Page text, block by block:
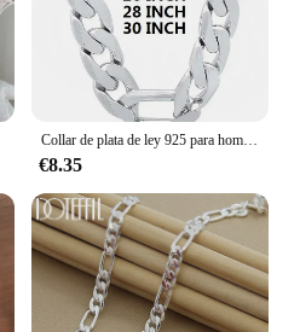
Collar de plata de ley 925 para hombre, cadena cubana clásica de 12MM, abalorio de 18 a 30 pulgadas, joyería de alta calidad para boda
€8.35